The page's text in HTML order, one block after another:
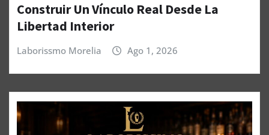
Construir Un Vínculo Real Desde La
Libertad Interior
Laborissmo Morelia Ago 1, 2026